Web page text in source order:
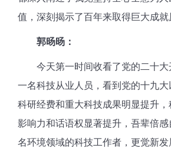
值，深刻揭示了百年来取得巨大成就
郭旸旸：
今天第一时间收看了党的二十
一名科技从业人员，看到党的十九大
科研经费和重大科技成果明显提升
影响力和话语权显著提升，吾辈倍
名环境领域的科技工作者，更觉新发